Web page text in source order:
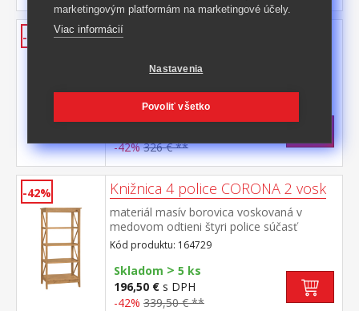
-42% Knižnica 3 police CORONA 2 vosk
medovom odtieni tri police súčasť zostavy
Kód produktu: 164721
Skladom> 5 ks
-42% 326 € **
-42% Knižnica 4 police CORONA 2 vosk
materiál masív borovica voskovaná v
medovom odtieni štyri police súčasť
zostavy Corona 2
Kód produktu: 164729
Skladom > 5 ks
196,50 € s DPH
-42% 339,50 € **
marketingovým platformám na marketingové účely.
Viac informácií
Nastavenia
Povoliť všetko